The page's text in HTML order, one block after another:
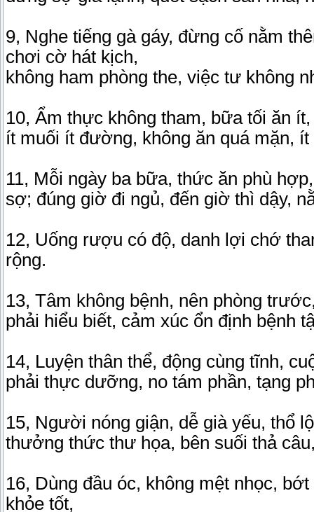
9, Nghe tiếng gà gáy, đừng cố nằm
chơi cờ hát kịch,
không ham phòng the, việc tư không
10, Ẩm thực không tham, bữa tối ăn
ít muối ít đường, không ăn quá mặn,
11, Mỗi ngày ba bữa, thức ăn phù
sợ; đúng giờ đi ngủ, đến giờ thì dậy,
12, Uống rượu có độ, danh lợi chớ
rộng.
13, Tâm không bệnh, nên phòng
phải hiểu biết, cảm xúc ổn định bệnh
14, Luyện thân thể, động cùng tĩnh,
phải thực dưỡng, no tám phần, tạng
15, Người nóng giận, dễ già yếu, thổ
thưởng thức thư họa, bên suối thả
16, Dùng đầu óc, không mệt nhọc,
khỏe tốt,